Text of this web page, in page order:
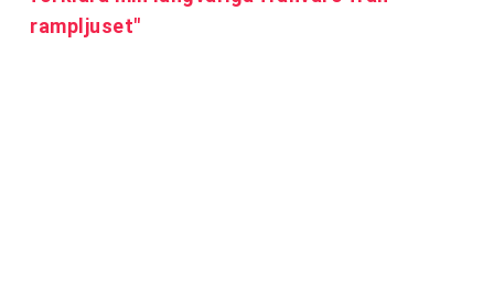
rampljuset"